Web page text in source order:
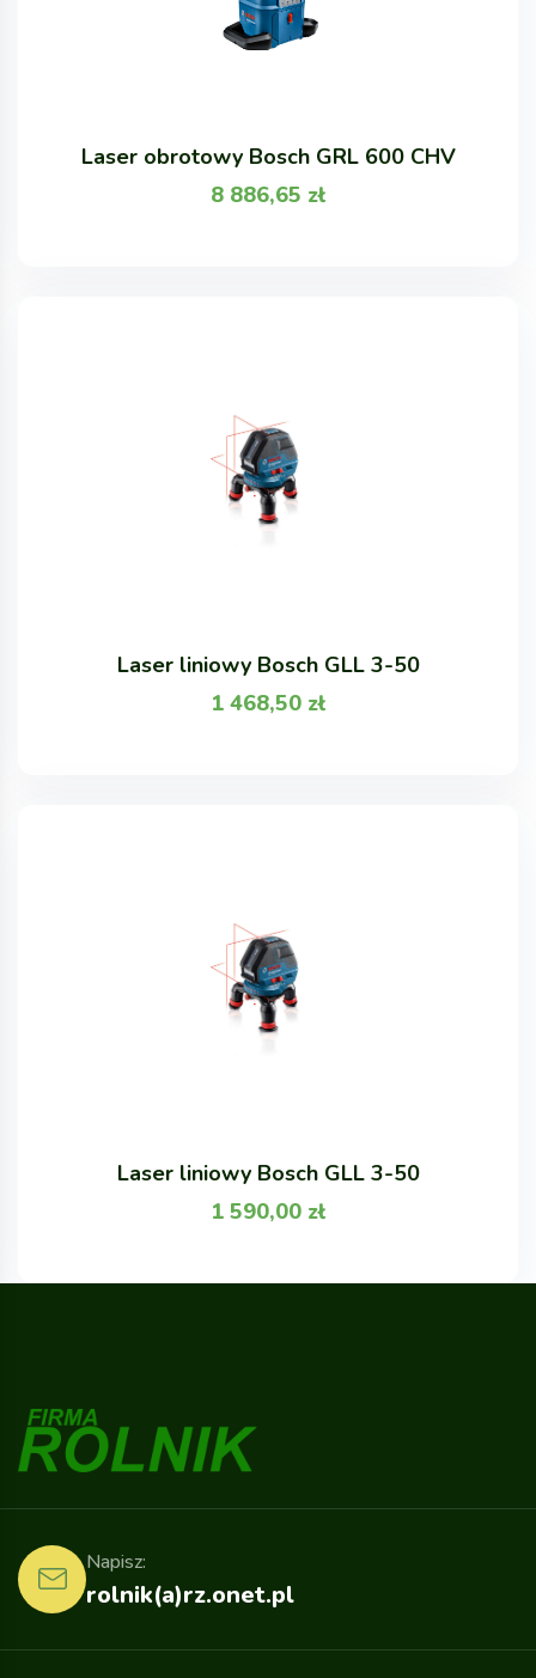
Laser obrotowy Bosch GRL 600 CHV
8 886,65 zł
Laser liniowy Bosch GLL 3-50
1 468,50 zł
Laser liniowy Bosch GLL 3-50
1 590,00 zł
rolnik(a)rz.onet.pl
Napisz: